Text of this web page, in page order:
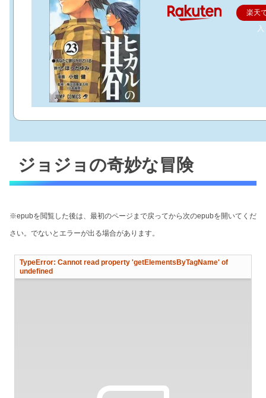
楽天
入
ジョジョの奇妙な冒険
※epubを閲覧した後は、最初のページまで戻ってから次のepubを開いてくだ
さい。でないとエラーが出る場合があります。